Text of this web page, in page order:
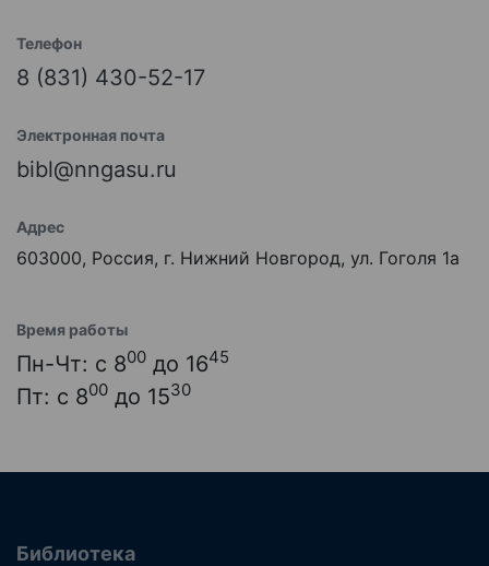
Телефон
8 (831) 430-52-17
Электронная почта
bibl@nngasu.ru
Адрес
603000, Россия, г. Нижний Новгород, ул. Гоголя 1а
Время работы
Пн-Чт: с 800 до 1645
Пт: с 800 до 1530
Библиотека